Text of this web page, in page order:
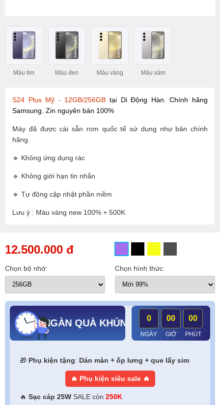
Màu tím Màu đen Màu vàng Màu xám
S24 Plus Mỹ - 12GB/256GB tại Di Động Hàn. Chính hãng
Samsung. Zin nguyên bản 100%
Máy đã được cài sẵn rom quốc tế sử dụng như bản chính
hãng.
🔹 Không ứng dụng rác
🔹 Không giới hạn tin nhắn
🔹 Tự động cập nhật phần mềm
Lưu ý : Màu vàng new 100% + 500K
12.500.000 đ
Chọn bộ nhớ: Chọn hình thức:
NGÀN QUÀ KHỦNG 0
NGÀY
00
GIỜ
00
PHÚT
🎁 Phụ kiện tặng: Dán màn + ốp lưng + que lấy sim
🔥 Phụ kiện siêu sale 🔥
🔥 Sạc cáp 25W SALE còn 250K